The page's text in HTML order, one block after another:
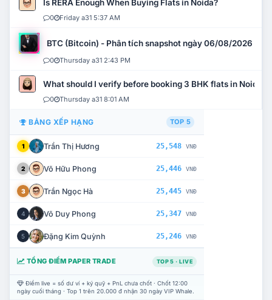
Is RERA Enough When Buying Flats in Noida?
0 Friday a31 5:37 AM
BTC (Bitcoin) - Phân tích snapshot ngày 06/08/2026
0 Thursday a31 2:43 PM
What should I verify before booking 3 BHK flats in Noida?
0 Thursday a31 8:01 AM
BẢNG XẾP HẠNG TOP 5
1 Trần Thị Hương 25,548 VNĐ
2 Võ Hữu Phong 25,446 VNĐ
3 Trần Ngọc Hà 25,445 VNĐ
4 Võ Duy Phong 25,347 VNĐ
5 Đặng Kim Quỳnh 25,246 VNĐ
TỔNG ĐIỂM PAPER TRADE TOP 5 · LIVE
Điểm live = số dư ví + ký quỹ + PnL chưa chốt · Chốt 12:00
ngày cuối tháng · Top 1 trên 20.000 đ nhận 30 ngày VIP Whale.